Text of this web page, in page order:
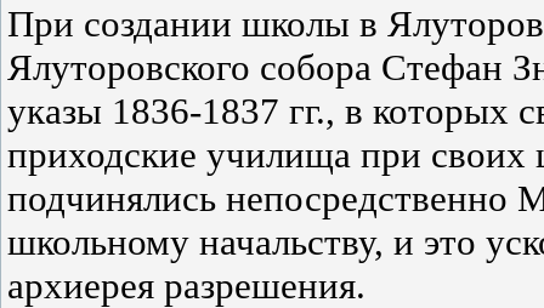
При создании школы в
Ялуторовского собора Стефан
указы 1836-1837 гг., в которых
приходские училища при
подчинялись непосредственно
школьному начальству, и это
архиерея разрешения.